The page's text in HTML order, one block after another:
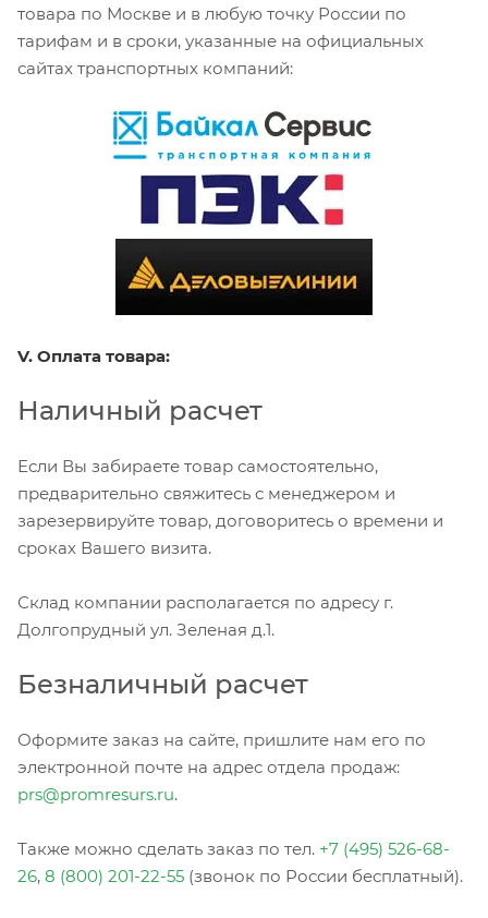
товара по Москве и в любую точку России по
тарифам и в сроки, указанные на официальных
сайтах транспортных компаний:
V. Оплата товара:
Наличный расчет
Если Вы забираете товар самостоятельно,
предварительно свяжитесь с менеджером и
зарезервируйте товар, договоритесь о времени и
сроках Вашего визита.
Склад компании располагается по адресу г.
Долгопрудный ул. Зеленая д.1.
Безналичный расчет
Оформите заказ на сайте, пришлите нам его по
электронной почте на адрес отдела продаж:
prs@promresurs.ru.
Также можно сделать заказ по тел. +7 (495) 526-68-
26, 8 (800) 201-22-55 (звонок по России бесплатный).